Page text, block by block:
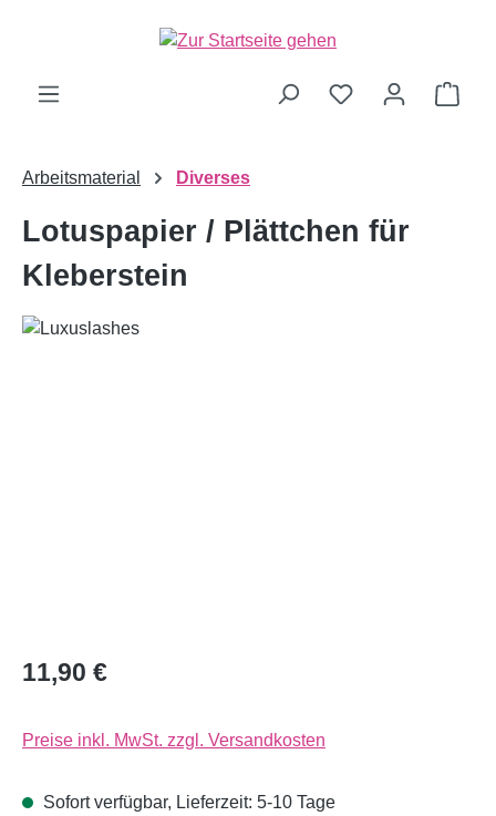
Arbeitsmaterial Diverses
Lotuspapier / Plättchen für
Kleberstein
11,90 €
Preise inkl. MwSt. zzgl. Versandkosten
Sofort verfügbar, Lieferzeit: 5-10 Tage